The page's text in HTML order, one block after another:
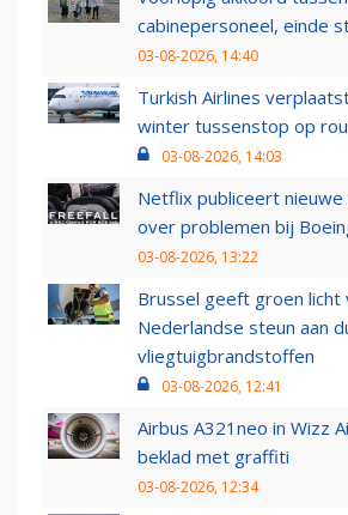
cabinepersoneel, einde
03-08-2026, 14:40
Turkish Airlines
winter tussenstop op
03-08-2026, 14:03
Netflix publiceert
over problemen bij
03-08-2026, 13:22
Brussel geeft groen licht
Nederlandse steun aan
vliegtuigbrandstoffen
03-08-2026, 12:41
Airbus A321neo in Wizz
beklad met graffiti
03-08-2026, 12:34